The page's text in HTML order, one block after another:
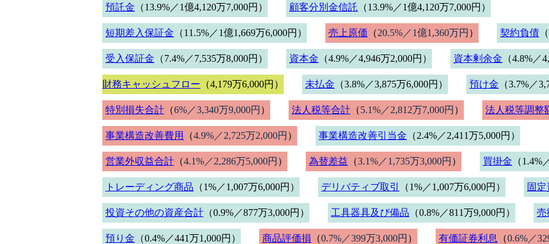
預託金 （13.9%／1億4,120万7,000円） 顧客分別金信託 （13.9%／1億4,120万7,000円）
短期差入保証金 （11.5%／1億1,669万6,000円） 売上原価 （20.5%／1億1,360万円 ） 契約負債
受入保証金 （7.4%／7,535万8,000円） 資本金 （4.9%／4,946万2,000円） 資本剰余金 （4.8%／
財務キャッシュフロー （4,179万6,000円） 未払金 （3.8%／3,875万6,000円） 預け金 （3.7%／
特別損失合計 （6%／3,340万9,000円 ） 法人税等合計 （5.1%／2,812万7,000円 ） 法人税等調整
事業構造改善費用 （4.9%／2,725万2,000円 ） 事業構造改善引当金 （2.4%／2,411万5,000円）
営業外収益合計 （4.1%／2,286万5,000円 ） 為替差益 （3.1%／1,735万3,000円 ） 買掛金 （1.4%
トレーディング商品 （1%／1,007万6,000円） デリバティブ取引 （1%／1,007万6,000円） 固
投資その他の資産合計 （0.9%／877万3,000円） 工具器具及び備品 （0.8%／811万9,000円） 売
預り金 （0.4%／441万1,000円） 商品評価損 （0.7%／399万3,000円 ） 有価証券利息 （0.6%／